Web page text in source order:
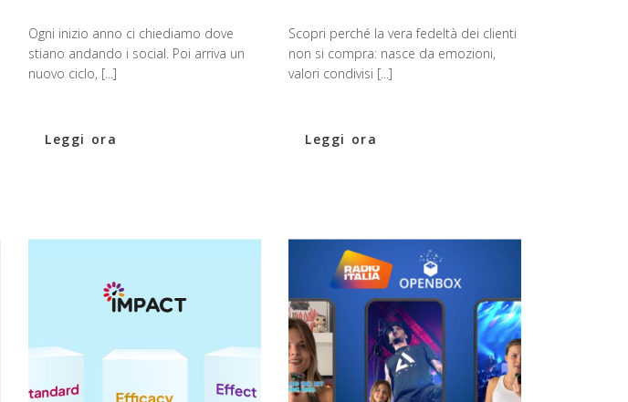
Ogni inizio anno ci chiediamo dove
stiano andando i social. Poi arriva un
nuovo ciclo, [...]
Leggi ora
Scopri perché la vera fedeltà dei clienti
non si compra: nasce da emozioni,
valori condivisi [...]
Leggi ora